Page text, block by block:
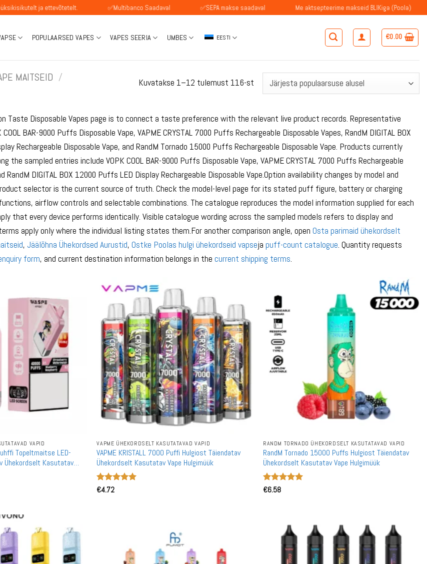
ja ettevõtetelt. ✅Multibanco Saadaval ✅SEPA makse saadaval Me aktsepteerime makseid BLIKiga (Poola)
POPULAARSED VAPES VAPES SEERIA UMBES EESTI €0.00
MAITSEID /
Kuvatakse 1–12 tulemust 116-stSorteeritud
populaarsuse
Taste Disposable Vapes page is to connect a taste preference with the relevant live product records. Representative
BAR-9000 Puffs Disposable Vape, VAPME CRYSTAL 7000 Puffs Rechargeable Disposable Vapes, RandM DIGITAL BOX
Rechargeable Disposable Vape, and RandM Tornado 15000 Puffs Rechargeable Disposable Vape. Products currently
the sampled entries include VOPK COOL BAR-9000 Puffs Disposable Vape, VAPME CRYSTAL 7000 Puffs Rechargeable
RandM DIGITAL BOX 12000 Puffs LED Display Rechargeable Disposable Vape.Option availability changes by model and
selector is the current source of truth. Check the model-level page for its stated puff figure, battery or charging
airflow controls and selectable combinations. The catalogue reproduces the model information supplied for each
that every device performs identically. Visible catalogue wording across the sampled models refers to display and
apply only where the individual listing states them.For another comparison angle, open Osta parimaid ühekordselt
, Jäälõhna Ühekordsed Aurustid, Ostke Poolas hulgi ühekordseid vapseja puff-count catalogue. Quantity requests
form, and current destination information belongs in the current shipping terms.
VAPID
Topeltmaitse LED-
Ühekordselt Kasutatav
VAPME ÜHEKORDSELT KASUTATAVAD VAPID
VAPME KRISTALL 7000 Puffi Hulgiost Täiendatav
Ühekordselt Kasutatav Vape Hulgimüük
Hinnanguga
€4.72
RANDM TORNADO ÜHEKORDSELT KASUTATAVAD VAPID
RandM Tornado 15000 Puffs Hulgiost Täiendatav
Ühekordselt Kasutatav Vape Hulgimüük
Hinnanguga
€6.58